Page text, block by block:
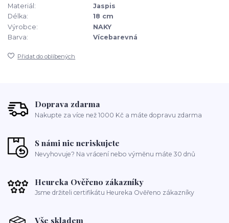
Materiál:
Jaspis
Délka:
18 cm
Výrobce:
NAKY
Barva:
Vícebarevná
Přidat do oblíbených
Doprava zdarma
Nakupte za více než 1000 Kč a máte dopravu zdarma
S námi nic neriskujete
Nevyhovuje? Na vrácení nebo výměnu máte 30 dnů
Heureka Ověřeno zákazníky
Jsme držiteli certifikátu Heureka Ověřeno zákazníky
Vše skladem